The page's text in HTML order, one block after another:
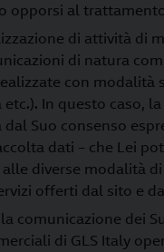
opporsi al
di attività di
di natura
con modalità
In questo caso,
Suo consenso
dati – che Lei
diverse modalità
offerti dal sito e da
comunicazione dei
di GLS Italy